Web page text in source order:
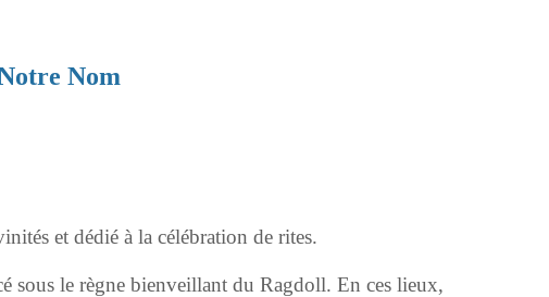
Nom
et dédié à la célébration de rites.
sous le règne bienveillant du Ragdoll. En ces lieux,